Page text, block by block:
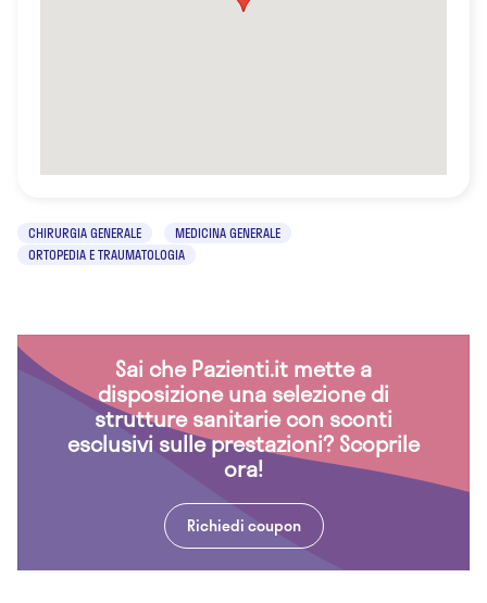
CHIRURGIA GENERALE
MEDICINA GENERALE
ORTOPEDIA E TRAUMATOLOGIA
Sai che Pazienti.it mette a
disposizione una selezione di
strutture sanitarie con sconti
esclusivi sulle prestazioni? Scoprile
ora!
Richiedi coupon